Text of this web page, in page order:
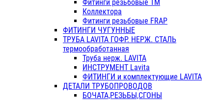
Фитинги резьбовые ТМ
Коллектора
Фитинги резьбовые FRAP
ФИТИНГИ ЧУГУННЫЕ
ТРУБА LAVITA ГОФР. НЕРЖ. СТАЛЬ
термообработанная
Труба нерж. LAVITA
ИНСТРУМЕНТ Lavita
ФИТИНГИ и комплектующие LAVITA
ДЕТАЛИ ТРУБОПРОВОДОВ
БОЧАТА,РЕЗЬБЫ,СГОНЫ